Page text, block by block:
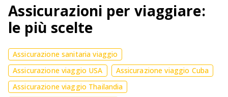
Assicurazioni per viaggiare:
le più scelte
Assicurazione sanitaria viaggio
Assicurazione viaggio USA
Assicurazione viaggio Cuba
Assicurazione viaggio Thailandia